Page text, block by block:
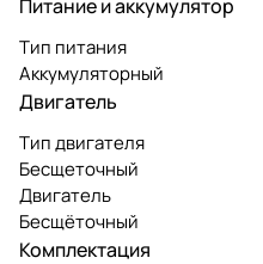
Питание и аккумулятор
Тип питания
Аккумуляторный
Двигатель
Тип двигателя
Бесщеточный
Двигатель
Бесщёточный
Комплектация